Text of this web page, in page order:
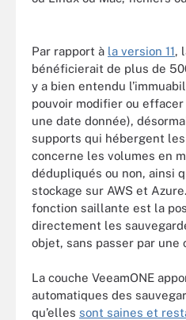
Par rapport à la version 11,
bénéficierait de plus de
y a bien entendu
pouvoir modifier ou
une date donnée),
supports qui hébergent
concerne les volumes en
dédupliqués ou non, ainsi
stockage sur AWS et
fonction saillante est la
directement les
objet, sans passer par une
La couche VeeamONE
automatiques des
qu’elles sont saines et